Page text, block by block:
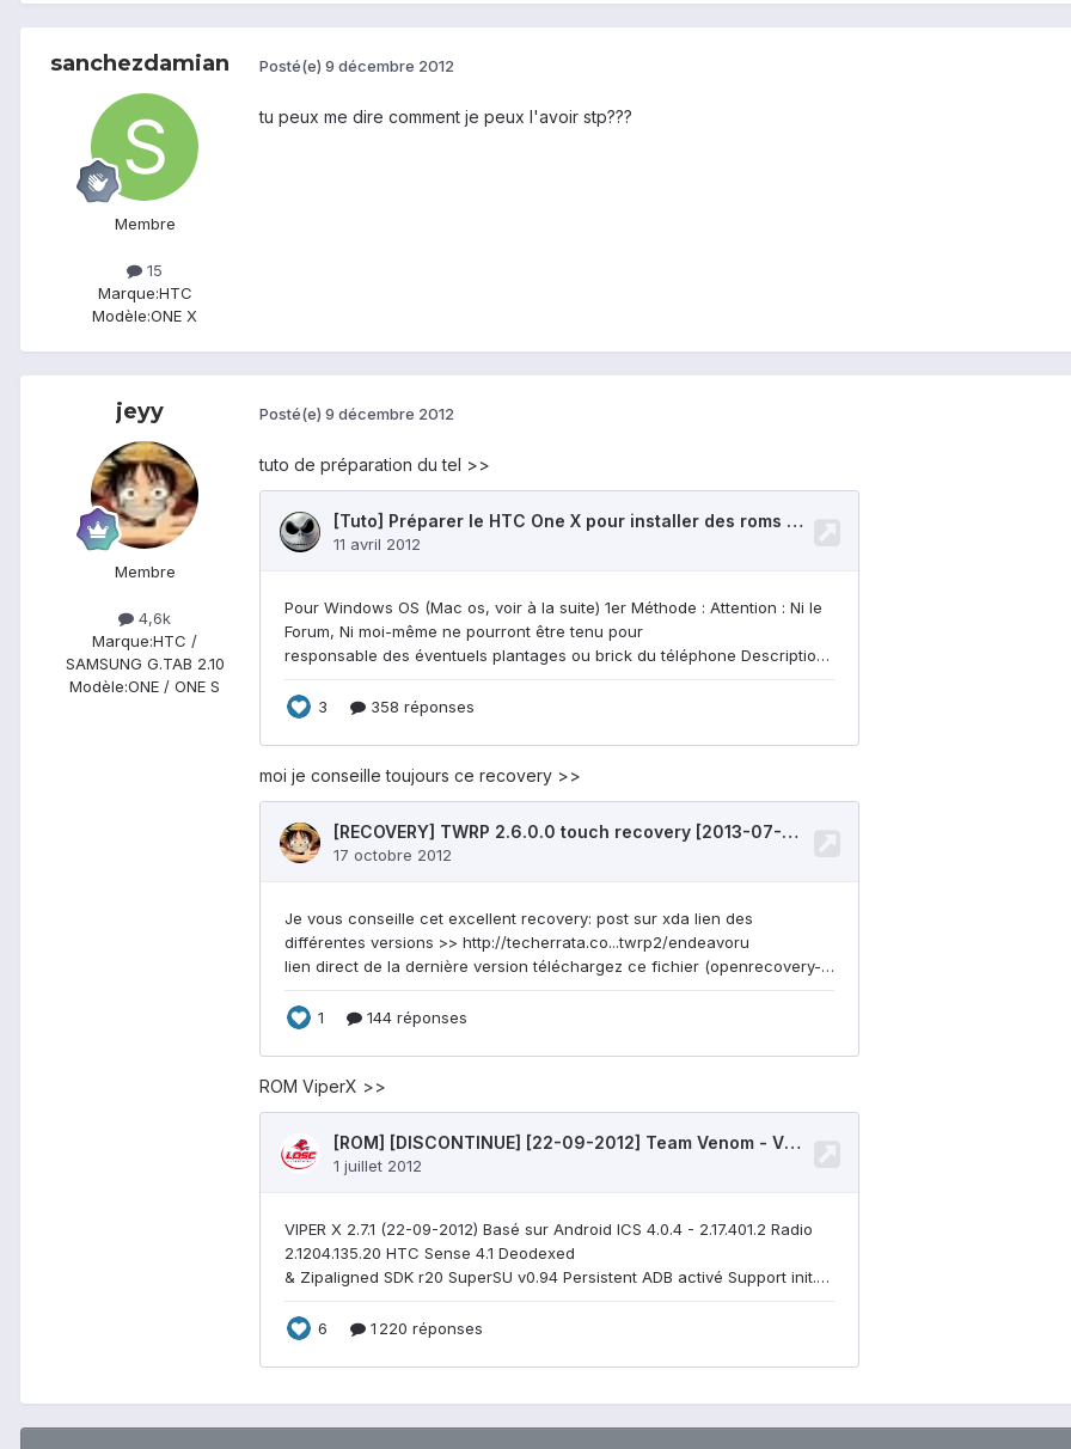
sanchezdamian
Membre
15
Marque:HTC
Modèle:ONE X
Posté(e) 9 décembre 2012
tu peux me dire comment je peux l'avoir stp???
jeyy
Membre
4,6k
Marque:HTC /
SAMSUNG G.TAB 2.10
Modèle:ONE / ONE S
Posté(e) 9 décembre 2012
tuto de préparation du tel >>
moi je conseille toujours ce recovery >>
ROM ViperX >>